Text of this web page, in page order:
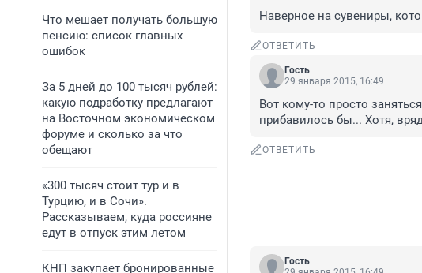
Что мешает получать большую
пенсию: список главных
ошибок
За 5 дней до 100 тысяч рублей:
какую подработку предлагают
на Восточном экономическом
форуме и сколько за что
обещают
«300 тысяч стоит тур и в
Турцию, и в Сочи».
Рассказываем, куда россияне
едут в отпуск этим летом
КНП закупает бронированные
Наверное на сувениры,
ОТВЕТИТЬ
Гость
29 января 2015, 16:49
Вот кому-то просто
прибавилось бы... Хотя,
ОТВЕТИТЬ
Гость